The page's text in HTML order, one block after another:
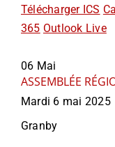
Télécharger ICS
365 Outlook Live
06 Mai
ASSEMBLÉE
Mardi 6 mai 2025
Granby